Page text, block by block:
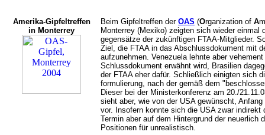
Amerika-Gipfeltreffen
in Monterrey
Beim Gipfeltreffen der OAS (Organization of A
Monterrey (Mexiko) zeigten sich wieder einmal
gegensätze der zukünftigen FTAA-Mitglieder.
Ziel, die FTAA in das Abschlussdokument mit
aufzunehmen. Venezuela lehnte aber
Schlussdokument erwähnt wird, Brasilien
der FTAA eher dafür. Schließlich einigten sich
formulierung, nach der gemäß dem
Dieser bei der Ministerkonferenz am 20./
sieht aber, wie von der USA gewünscht,
vor. Insofern konnte sich die USA zwar
Termin aber auf dem Hintergrund der neuerlich
Positionen für unrealistisch.